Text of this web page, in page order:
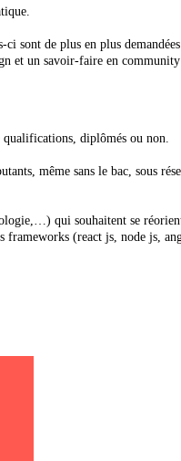
sont de plus en plus
et un savoir-faire en
qualifications, diplômés ou non.
même sans le bac, sous
qui souhaitent se
(react js, node js,